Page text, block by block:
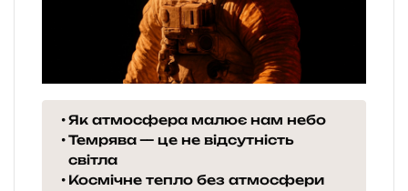
Як атмосфера малює нам небо
Темрява — це не відсутність
світла
Космічне тепло без атмосфери